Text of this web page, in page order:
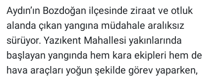
Aydın’ın Bozdoğan ilçesinde ziraat ve otluk
alanda çıkan yangına müdahale aralıksız
sürüyor. Yazıkent Mahallesi yakınlarında
başlayan yangında hem kara ekipleri hem de
hava araçları yoğun şekilde görev yaparken,
ÇEVRE
HABERDE İNSAN
POLİTİKA